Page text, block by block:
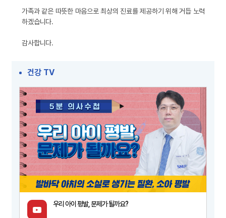
가족과 같은 따뜻한 마음으로 최상의 진료를 제공하기 위해 거듭 노력
하겠습니다.
감사합니다.
건강 TV
우리 아이 평발, 문제가 될까요?